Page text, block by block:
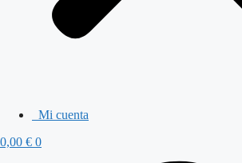
Mi cuenta
0,00 € 0